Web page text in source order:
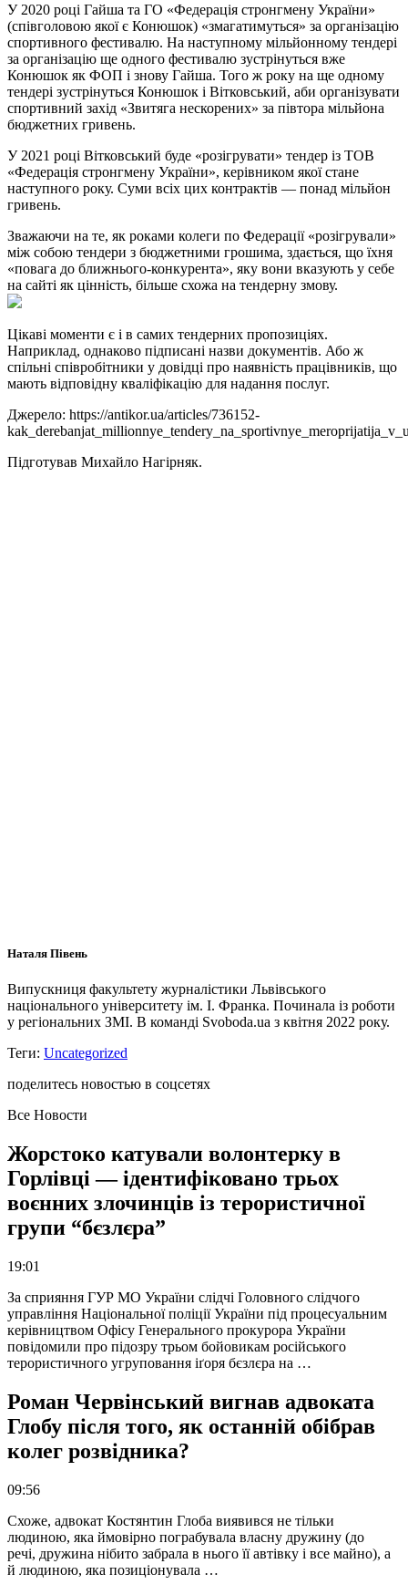
У 2020 році Гайша та ГО «Федерація стронгмену України»
(співголовою якої є Конюшок) «змагатимуться» за організацію
спортивного фестивалю. На наступному мільйонному тендері
за організацію ще одного фестивалю зустрінуться вже
Конюшок як ФОП і знову Гайша. Того ж року на ще одному
тендері зустрінуться Конюшок і Вітковський, аби організувати
спортивний захід «Звитяга нескорених» за півтора мільйона
бюджетних гривень.
У 2021 році Вітковський буде «розігрувати» тендер із ТОВ
«Федерація стронгмену України», керівником якої стане
наступного року. Суми всіх цих контрактів — понад мільйон
гривень.
Зважаючи на те, як роками колеги по Федерації «розігрували»
між собою тендери з бюджетними грошима, здається, що їхня
«повага до ближнього-конкурента», яку вони вказують у себе
на сайті як цінність, більше схожа на тендерну змову.
Цікаві моменти є і в самих тендерних пропозиціях.
Наприклад, однаково підписані назви документів. Або ж
спільні співробітники у довідці про наявність працівників, що
мають відповідну кваліфікацію для надання послуг.
Джерело: https://antikor.ua/articles/736152-
Підготував Михайло Нагірняк.
Наталя Півень
Випускниця факультету журналістики Львівського
національного університету ім. І. Франка. Починала із роботи
у регіональних ЗМІ. В команді Svoboda.ua з квітня 2022 року.
Теги: Uncategorized
поделитесь новостью в соцсетях
Все Новости
Жорстоко катували волонтерку в
Горлівці — ідентифіковано трьох
воєнних злочинців із терористичної
групи “бєзлєра”
19:01
За сприяння ГУР МО України слідчі Головного слідчого
управління Національної поліції України під процесуальним
керівництвом Офісу Генерального прокурора України
повідомили про підозру трьом бойовикам російського
терористичного угруповання іґоря бєзлєра на …
Роман Червінський вигнав адвоката
Глобу після того, як останній обібрав
колег розвідника?
09:56
Схоже, адвокат Костянтин Глоба виявився не тільки
людиною, яка ймовірно пограбувала власну дружину (до
речі, дружина нібито забрала в нього її автівку і все майно), а
й людиною, яка позиціонувала …